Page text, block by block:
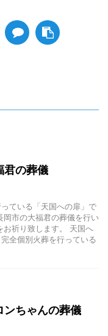
君の葬儀
ている「天国への扉」で
市の大福君の葬儀を行い
お祈り致します。 天国へ
全個別火葬を行っている
ンちゃんの葬儀